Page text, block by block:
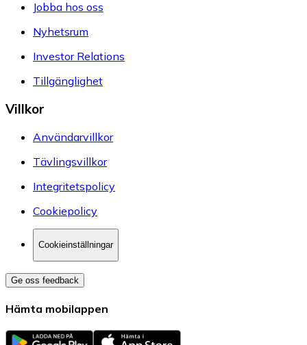
Jobba hos oss
Nyhetsrum
Investor Relations
Tillgänglighet
Villkor
Användarvillkor
Tävlingsvillkor
Integritetspolicy
Cookiepolicy
Cookieinställningar
Ge oss feedback
Hämta mobilappen